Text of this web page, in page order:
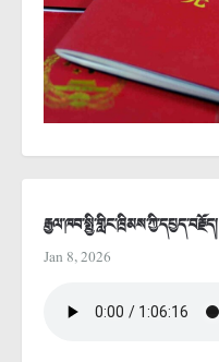
རྒྱལ་ཁབ་སྤྱི་གླིང་ཁྲིམས་ཀྱི་དཔྱད་བརྗོད།
Jan 8, 2026